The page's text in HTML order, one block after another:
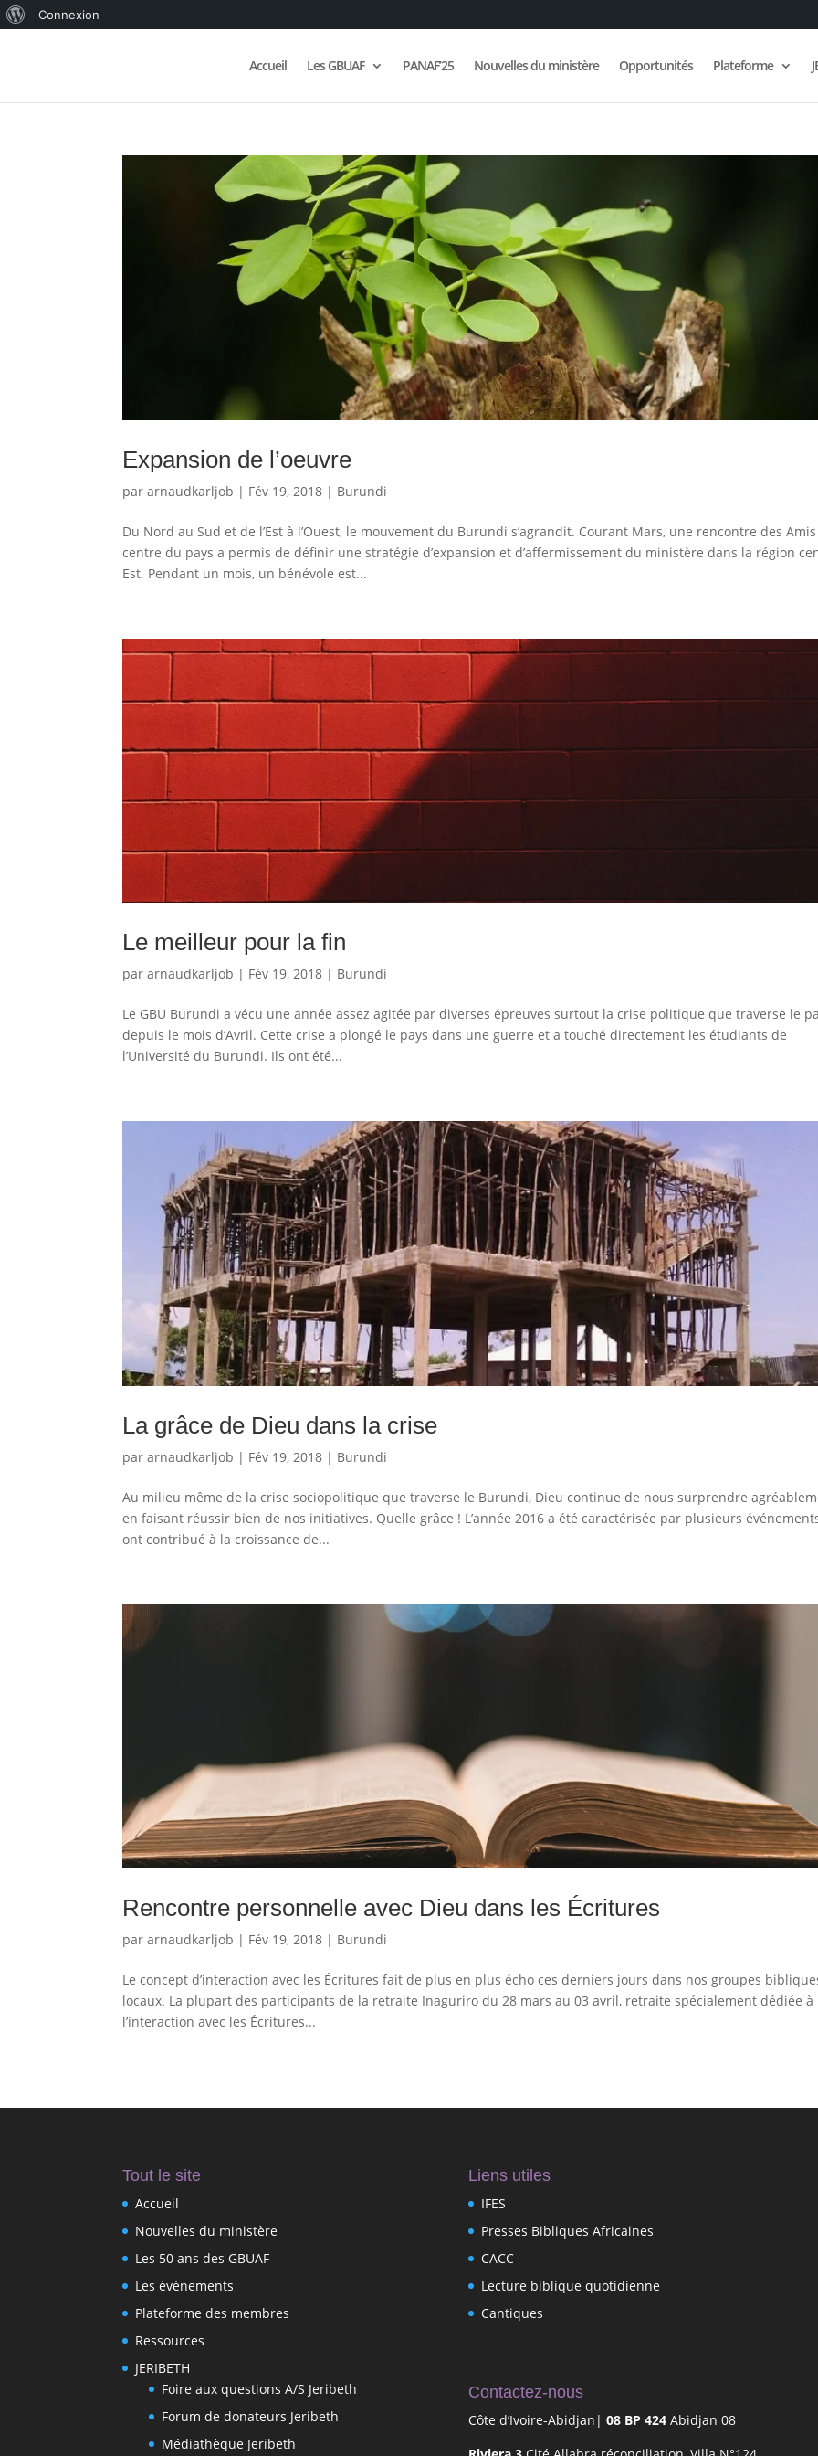
WordPress
Connexion
Accueil Les GBUAF PANAF’25 Nouvelles du ministère Opportunités Plateforme
Expansion de l’oeuvre
pararnaudkarljob | Fév 19, 2018 | Burundi
Du Nord au Sud et de l’Est à l’Ouest, le mouvement du Burundi s’agrandit. Courant Mars, une rencontre des
centre du pays a permis de définir une stratégie d’expansion et d’affermissement du ministère dans la région
Est. Pendant un mois, un bénévole est...
Le meilleur pour la fin
pararnaudkarljob | Fév 19, 2018 | Burundi
Le GBU Burundi a vécu une année assez agitée par diverses épreuves surtout la crise politique que traverse le
depuis le mois d’Avril. Cette crise a plongé le pays dans une guerre et a touché directement les étudiants de
l’Université du Burundi. Ils ont été...
La grâce de Dieu dans la crise
pararnaudkarljob | Fév 19, 2018 | Burundi
Au milieu même de la crise sociopolitique que traverse le Burundi, Dieu continue de nous surprendre
en faisant réussir bien de nos initiatives. Quelle grâce ! L’année 2016 a été caractérisée par plusieurs
ont contribué à la croissance de...
Rencontre personnelle avec Dieu dans les Écritures
pararnaudkarljob | Fév 19, 2018 | Burundi
Le concept d’interaction avec les Écritures fait de plus en plus écho ces derniers jours dans nos groupes
locaux. La plupart des participants de la retraite Inaguriro du 28 mars au 03 avril, retraite spécialement dédiée à
l’interaction avec les Écritures...
Tout le site
Accueil
Nouvelles du ministère
Les 50 ans des GBUAF
Les évènements
Plateforme des membres
Ressources
JERIBETH
Foire aux questions A/S Jeribeth
Forum de donateurs Jeribeth
Médiathèque Jeribeth
Liens utiles
IFES
Presses Bibliques Africaines
CACC
Lecture biblique quotidienne
Cantiques
Contactez-nous
Côte d’Ivoire-Abidjan| 08 BP 424Abidjan 08